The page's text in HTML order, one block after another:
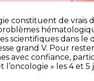
constituent de vrais
scientifiques dans le
grand V. Pour
avec confiance,
l’oncologie » les 4 et